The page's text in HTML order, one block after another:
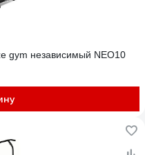
gym независимый NEO10